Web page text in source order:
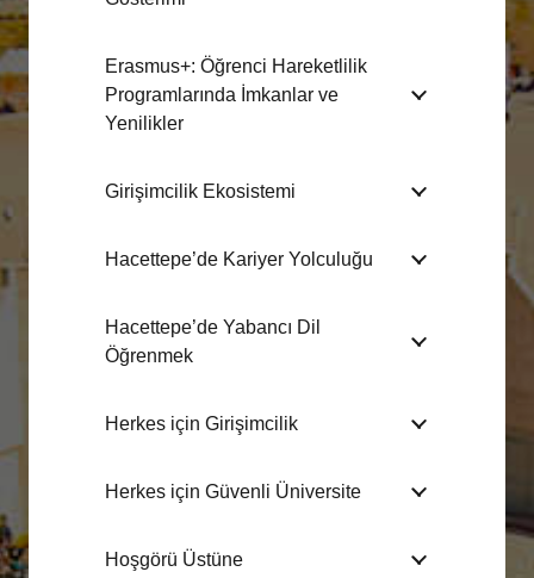
Erasmus+: Öğrenci Hareketlilik
Programlarında İmkanlar ve
Yenilikler
Girişimcilik Ekosistemi
Hacettepe’de Kariyer Yolculuğu
Hacettepe’de Yabancı Dil
Öğrenmek
Herkes için Girişimcilik
Herkes için Güvenli Üniversite
Hoşgörü Üstüne